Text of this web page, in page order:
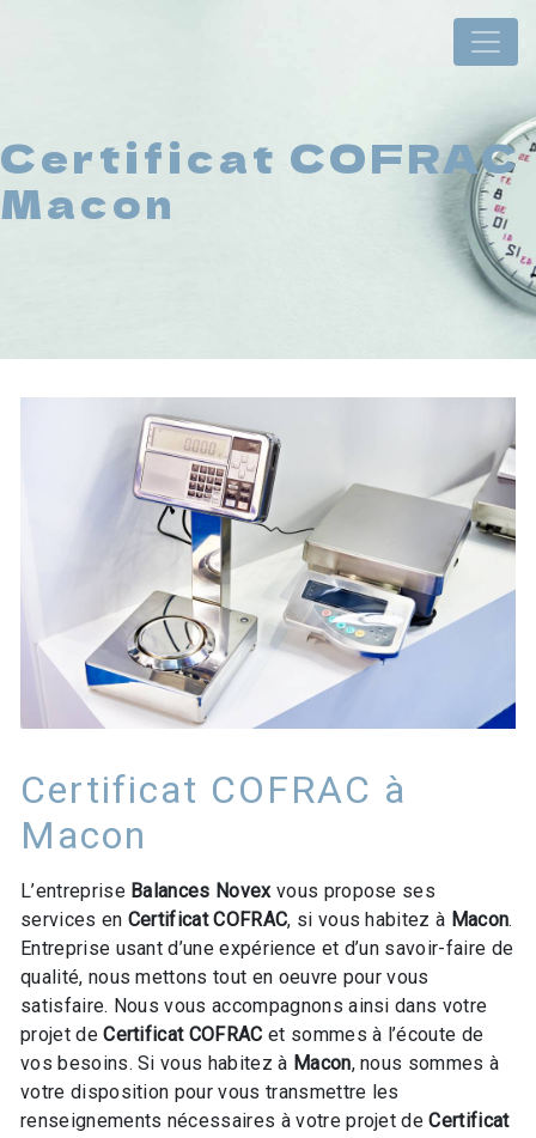
Certificat COFRAC
Macon
Certificat COFRAC à
Macon
L’entreprise Balances Novexvous propose ses
services en Certificat COFRAC, si vous habitez à Macon.
Entreprise usant d’une expérience et d’un savoir-faire de
qualité, nous mettons tout en oeuvre pour vous
satisfaire. Nous vous accompagnons ainsi dans votre
projet deCertificat COFRAC et sommes à l’écoute de
vos besoins. Si vous habitez à Macon, nous sommes à
votre disposition pour vous transmettre les
renseignements nécessaires à votre projet deCertificat